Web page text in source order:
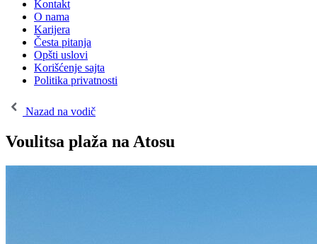
Kontakt
O nama
Karijera
Česta pitanja
Opšti uslovi
Korišćenje sajta
Politika privatnosti
Nazad na vodič
Voulitsa plaža na Atosu